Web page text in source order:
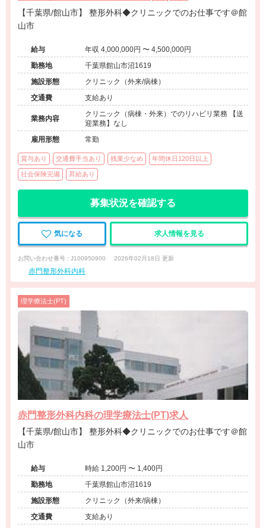
【千葉県/館山市】 整形外科◆クリニックでのお仕事です＠館
山市
給与
年収 4,000,000円 〜 4,500,000円
勤務地
千葉県館山市沼1619
施設形態
クリニック（外来/病棟）
交通費
支給あり
業務内容
クリニック（病棟・外来）でのリハビリ業務 【送
迎業務】なし
雇用形態
常勤
賞与あり 交通費手当あり 残業少なめ 年間休日120日以上
社会保険完備 昇給あり
募集状況を確認する
気になる 求人情報を見る
お問い合わせ番号 : J100950900 2026年02月18日 更新
赤門整形外科内科
理学療法士(PT)
赤門整形外科内科の理学療法士(PT)求人
【千葉県/館山市】 整形外科◆クリニックでのお仕事です＠館
山市
給与
時給 1,200円 〜 1,400円
勤務地
千葉県館山市沼1619
施設形態
クリニック（外来/病棟）
交通費
支給あり